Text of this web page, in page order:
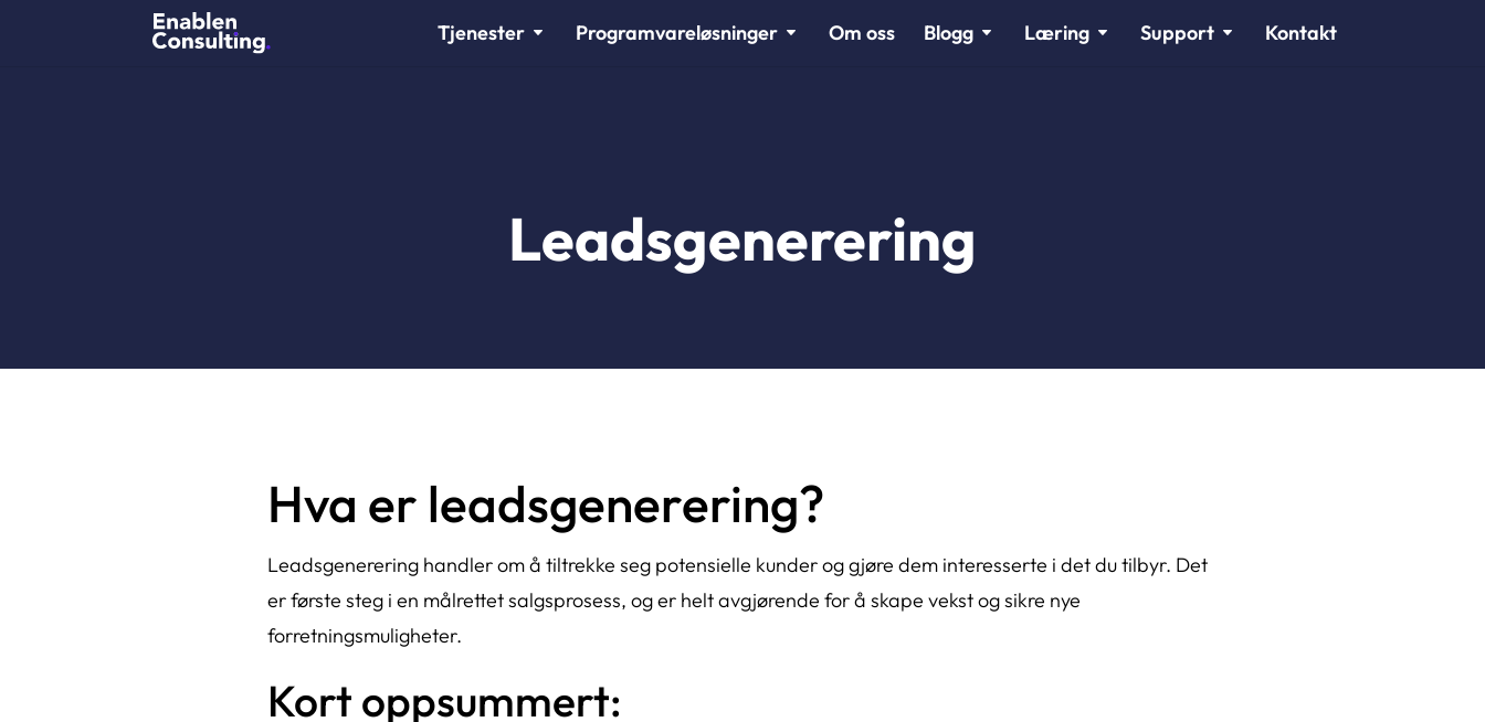
Tjenester Programvareløsninger Om oss Blogg Læring Support Kontakt
Leadsgenerering
Hva er leadsgenerering?
Leadsgenerering handler om å tiltrekke seg potensielle kunder og gjøre dem interesserte i det du tilbyr. Det
er første steg i en målrettet salgsprosess, og er helt avgjørende for å skape vekst og sikre nye
forretningsmuligheter.
Kort oppsummert: